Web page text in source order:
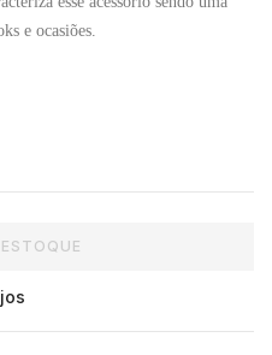
e ocasiões.